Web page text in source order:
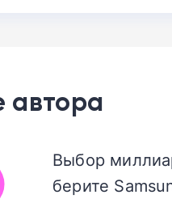
автора
Выбор
берите